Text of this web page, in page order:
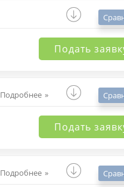
Подать
Подробнее
Подать
Подробнее